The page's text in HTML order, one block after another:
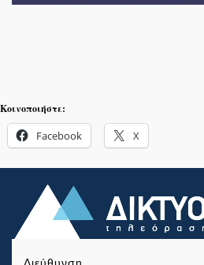
Κοινοποιήστε:
Facebook X